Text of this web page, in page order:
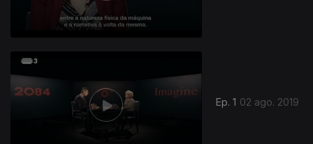
Ep. 1 02 ago. 2019